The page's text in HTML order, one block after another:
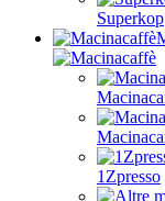
Superkop
1Zpresso